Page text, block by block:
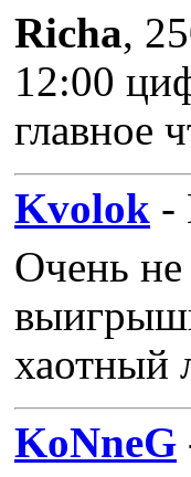
Richa,
12:00
главное
Kvolok -
Очень не
хаотный
KoNneG